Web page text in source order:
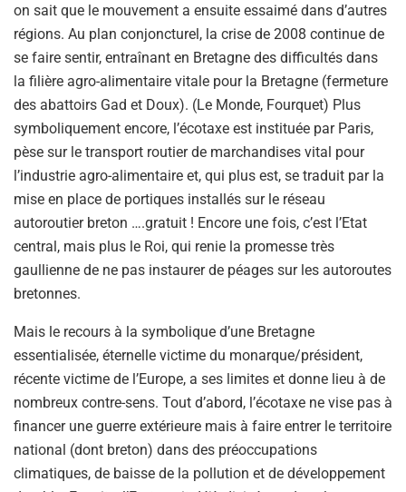
on sait que le mouvement a ensuite essaimé dans d’autres
régions. Au plan conjoncturel, la crise de 2008 continue de
se faire sentir, entraînant en Bretagne des difficultés dans
la filière agro-alimentaire vitale pour la Bretagne (fermeture
des abattoirs Gad et Doux). (Le Monde, Fourquet) Plus
symboliquement encore, l’écotaxe est instituée par Paris,
pèse sur le transport routier de marchandises vital pour
l’industrie agro-alimentaire et, qui plus est, se traduit par la
mise en place de portiques installés sur le réseau
autoroutier breton ….gratuit ! Encore une fois, c’est l’Etat
central, mais plus le Roi, qui renie la promesse très
gaullienne de ne pas instaurer de péages sur les autoroutes
bretonnes.
Mais le recours à la symbolique d’une Bretagne
essentialisée, éternelle victime du monarque/président,
récente victime de l’Europe, a ses limites et donne lieu à de
nombreux contre-sens. Tout d’abord, l’écotaxe ne vise pas à
financer une guerre extérieure mais à faire entrer le territoire
national (dont breton) dans des préoccupations
climatiques, de baisse de la pollution et de développement